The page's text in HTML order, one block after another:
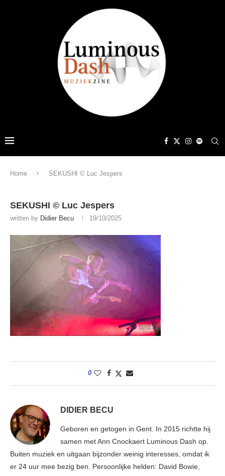
Home SEKUSHI © Luc Jespers
SEKUSHI © Luc Jespers
written by Didier Becu 19/10/2025
0
DIDIER BECU
Geboren en getogen in Gent. In 2015 richtte hij
samen met Ann Cnockaert Luminous Dash op.
Buiten muziek en uitgaan bijzonder weinig interesses, omdat ik
er 24 uur mee bezig ben. Persoonlijke helden: David Bowie,